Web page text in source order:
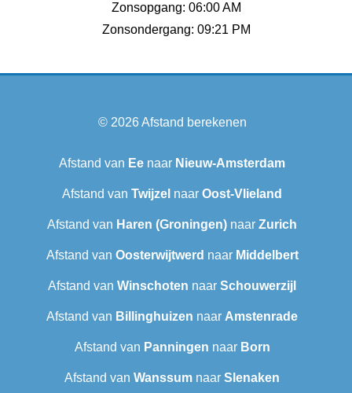
Zonsopgang: 06:00 AM
Zonsondergang: 09:21 PM
© 2026Afstand berekenen
Afstand van Ee naar Nieuw-Amsterdam
Afstand van Twijzel naar Oost-Vlieland
Afstand van Haren (Groningen) naar Zurich
Afstand van Oosterwijtwerd naar Middelbert
Afstand van Winschoten naar Schouwerzijl
Afstand van Billinghuizen naar Amstenrade
Afstand van Panningen naar Born
Afstand van Wanssum naar Slenaken